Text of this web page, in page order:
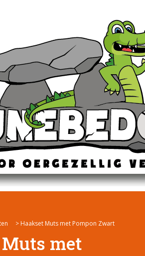
> Haakset Muts met Pompon Zwart
met